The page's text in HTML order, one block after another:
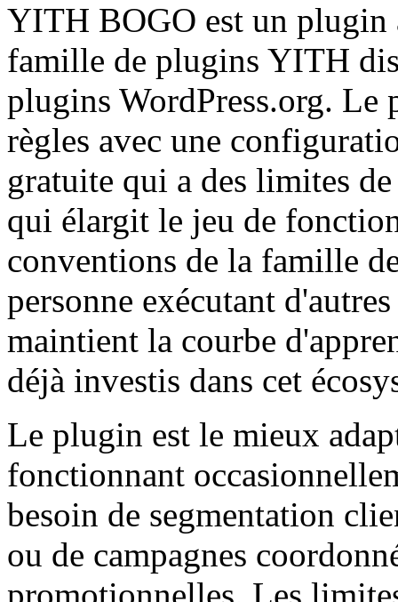
YITH BOGO est un plugin
famille de plugins YITH
plugins WordPress.org. Le
règles avec une
gratuite qui a des limites
qui élargit le jeu de
conventions de la famille
personne exécutant
maintient la courbe
déjà investis dans cet
Le plugin est le mieux
fonctionnant
besoin de segmentation
ou de campagnes